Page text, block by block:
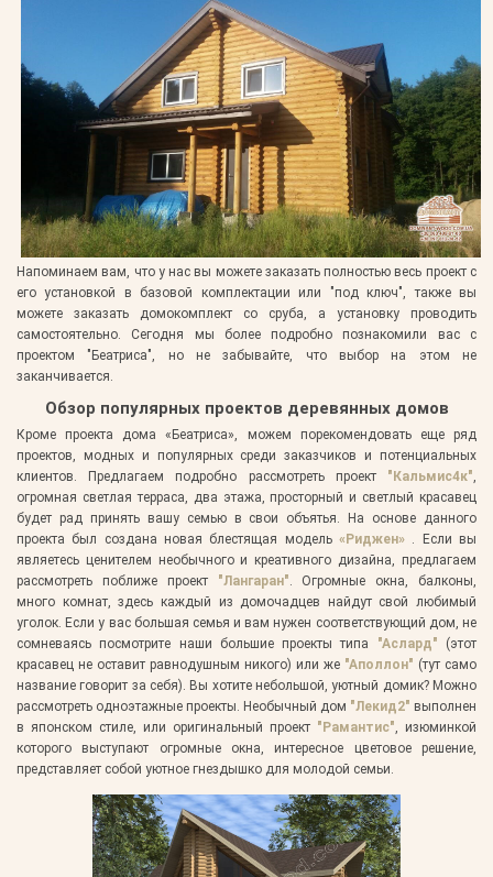
Напоминаем вам, что у нас вы можете заказать полностью весь проект с
его установкой в базовой комплектации или "под ключ", также вы
можете заказать домокомплект со сруба, а установку проводить
самостоятельно. Сегодня мы более подробно познакомили вас с
проектом "Беатриса", но не забывайте, что выбор на этом не
заканчивается.
Обзор популярных проектов деревянных домов
Кроме проекта дома «Беатриса», можем порекомендовать еще ряд
проектов, модных и популярных среди заказчиков и потенциальных
клиентов. Предлагаем подробно рассмотреть проект "Кальмис4к"
огромная светлая терраса, два этажа, просторный и светлый красавец
будет рад принять вашу семью в свои объятья. На основе данного
проекта был создана новая блестящая модель «Риджен»
. Если вы
являетесь ценителем необычного и креативного дизайна, предлагаем
рассмотреть поближе проект
"Лангаран" . Огромные окна, балконы,
много комнат, здесь каждый из домочадцев найдут свой любимый
уголок. Если у вас большая семья и вам нужен соответствующий дом, не
сомневаясь посмотрите наши большие проекты типа "Аслард" (этот
красавец не оставит равнодушным никого) или же "Аполлон" (тут само
название говорит за себя). Вы хотите небольшой, уютный домик? Можно
рассмотреть одноэтажные проекты. Необычный дом "Лекид2" выполнен
в японском стиле, или оригинальный проект "Рамантис" , изюминкой
которого выступают огромные окна, интересное цветовое решение,
представляет собой уютное гнездышко для молодой семьи.